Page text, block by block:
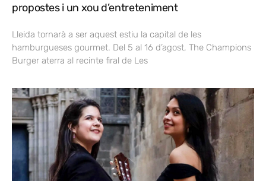
propostes i un xou d’entreteniment
Lleida tornarà a ser aquest estiu la capital de les
hamburgueses gourmet. Del 5 al 16 d’agost, The Champions
Burger aterra al recinte firal de Les